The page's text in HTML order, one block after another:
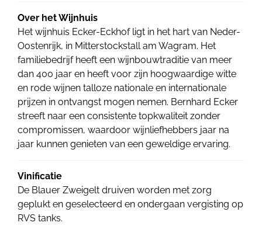
Over het Wijnhuis
Het wijnhuis Ecker-Eckhof ligt in het hart van Neder-
Oostenrijk, in Mitterstockstall am Wagram. Het
familiebedrijf heeft een wijnbouwtraditie van meer
dan 400 jaar en heeft voor zijn hoogwaardige witte
en rode wijnen talloze nationale en internationale
prijzen in ontvangst mogen nemen. Bernhard Ecker
streeft naar een consistente topkwaliteit zonder
compromissen, waardoor wijnliefhebbers jaar na
jaar kunnen genieten van een geweldige ervaring.
Vinificatie
De Blauer Zweigelt druiven worden met zorg
geplukt en geselecteerd en ondergaan vergisting op
RVS tanks.